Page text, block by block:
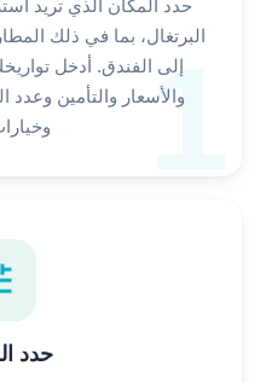
1
حدد المكان الذي تريد
البرتغال، بما في ذلك
إلى الفندق. أدخل
والأسعار والتأمين وعدد
حدد